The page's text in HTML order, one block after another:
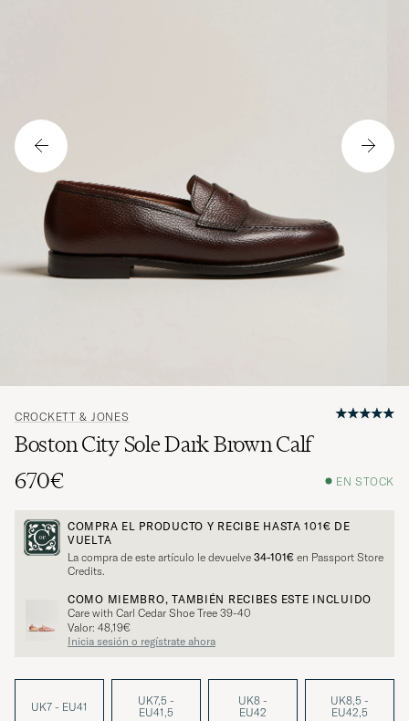
CROCKETT & JONES
Boston City Sole Dark Brown Calf
670€
EN STOCK
COMPRA EL PRODUCTO Y RECIBE HASTA101€ DE
VUELTA
La compra de este artículo le devuelve 34-101€ en Passport Store
Credits.
COMO MIEMBRO, TAMBIÉN RECIBES ESTE INCLUIDO
Care with Carl Cedar Shoe Tree 39-40
Valor: 48,19€
Inicia sesión o regístrate ahora
UK7 - EU41
UK7,5 -
EU41,5
UK8 -
EU42
UK8,5 -
EU42,5